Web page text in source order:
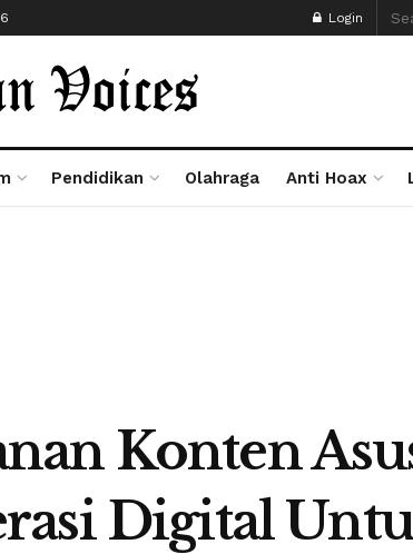
Login
Pendidikan Olahraga Anti Hoax
Konten
Digital